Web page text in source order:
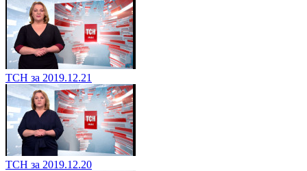
ТСН за 2019.12.21
ТСН за 2019.12.20